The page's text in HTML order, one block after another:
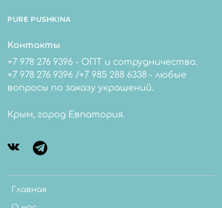
PURE PUSHKINA
Главная
Контакты
+7 978 276 9396 - ОПТ и сотрудничество.
+7 978 276 9396 /+7 985 288 6338 - любые
вопросы по заказу украшений.
Крым, город Евпатория.